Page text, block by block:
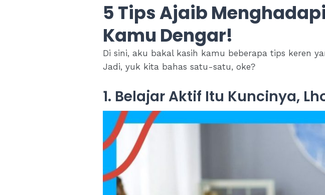
5 Tips Ajaib
Kamu Dengar!
Di sini, aku bakal kasih kamu beberapa tips keren
Jadi, yuk kita bahas satu-satu, oke?
1. Belajar Aktif Itu Kuncinya,